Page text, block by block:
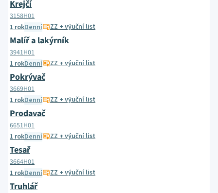
Krejčí
3158H01
1 rokDenní ZZ + výuční list
Malíř a lakýrník
3941H01
1 rokDenní ZZ + výuční list
Pokrývač
3669H01
1 rokDenní ZZ + výuční list
Prodavač
6651H01
1 rokDenní ZZ + výuční list
Tesař
3664H01
1 rokDenní ZZ + výuční list
Truhlář